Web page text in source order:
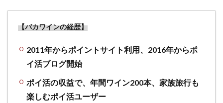
【バカワインの経歴】
2011年からポイントサイト利用、2016年からポ
イ活ブログ開始
ポイ活の収益で、年間ワイン200本、家族旅行も
楽しむポイ活ユーザー